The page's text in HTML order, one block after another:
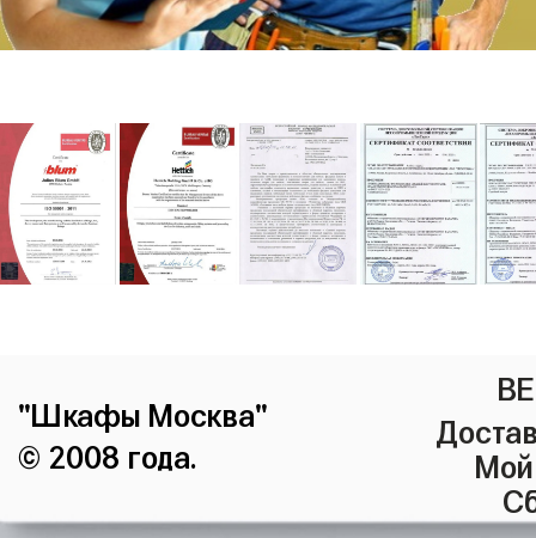
"Шкафы Москва"
© 2008 года.